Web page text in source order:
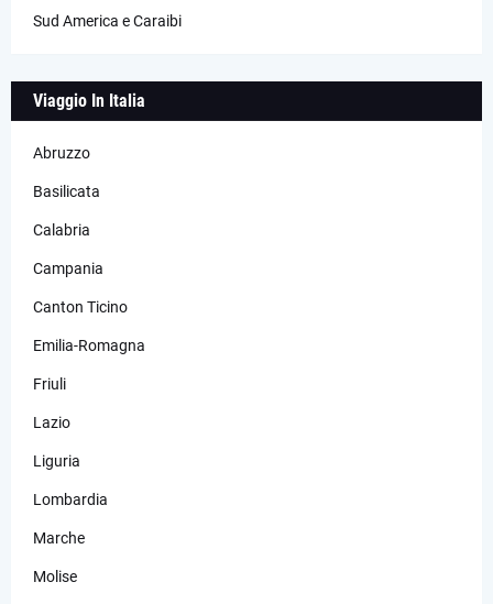
Sud America e Caraibi
Viaggio In Italia
Abruzzo
Basilicata
Calabria
Campania
Canton Ticino
Emilia-Romagna
Friuli
Lazio
Liguria
Lombardia
Marche
Molise